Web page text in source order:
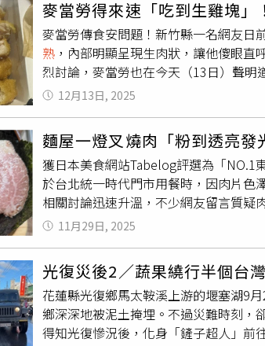
蝸牛超過5則，還有吃到小蟲蚊子、蜘
家受訪時則強調，平時向供應商要求提
完全清除，導致蝸牛在燙煮過程中不慎
容易出現此類狀況，未來將持續強化內
食材，現場未發現蟲體或其他可見異物
員工更仔細檢查，並採取少量多批次
安全相關規定，已要求業者限期改善，
麥當勞得來速「吃到生雞塊
麥當勞傳食安問題！新竹縣一名網友日
熟 ，內部明顯呈現生肉狀，讓他傻眼
烈討論，麥當勞也在今天（13日）聲明
全面稽查。這名網友在Threads曬出麥
在文中吐槽「麥當勞新品嗎？長這麼
的」。原PO指出，他是在得來速購買
券供下次兌換使用。貼文曝光後，不少
很嚴重的事，如果你打麥當勞080，是
局」、「原來雞塊是生肉炸出來的，我
都是生的，標準SOP會拿測溫針測溫
覺是忘記按計時器結果起鍋還沒測溫，
完全所致，對於顧客拿到不符炸製標
守標準作業程序，並於出餐前確實檢視
「寄優惠券了事」的行為，業者表示，
均未與顧客聯繫上；後續會持續與顧客
續將就食品製程、保存期限及環境衛生
規條文辦理；如屬可改善事項，將輔導
12月13日, 2025
麵屋一燈叉燒肉「粉到透亮發
獲日本美食網站Tabelog評選為「NO.1
於台北統一時代門市用餐時，因肉片色
相關討論迅速升溫，不少網友留言質疑
的拉麵裡，叉燒肉片顏色偏粉，看起來
點中的肉片熟度差異明顯；也有人打
麵了」、「自從『肌紅蛋白』這四個字
「這真的是生肉的狀態啦！舒肥還是會
起來叫個兩聲了」。但也有聲音指出，
有熟了，沒熟的不是長這樣」、「看官
且品質夠好才能這樣做」。對此，麵屋
11月29日, 2025
光復災後2／蔬果繞行半個台
花蓮縣光復鄉馬太鞍溪上游的堰塞湖9
鄉深深地被泥土掩埋。不過災難時刻，
得知光復慘況後，化身「鏟子超人」前